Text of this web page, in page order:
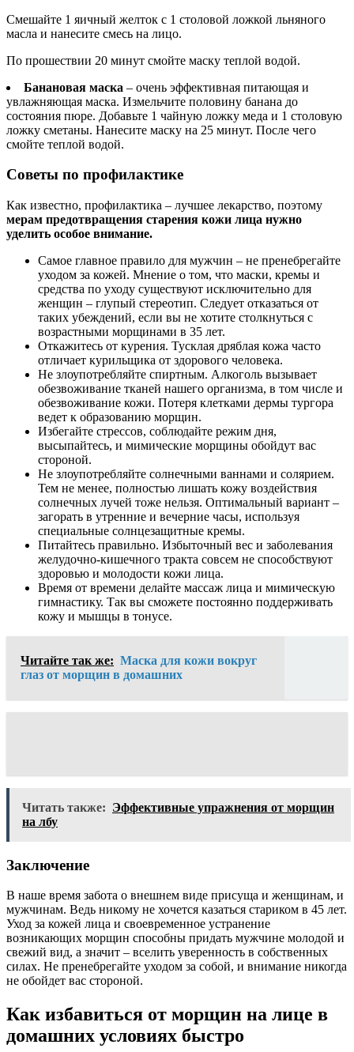
Смешайте 1 яичный желток с 1 столовой ложкой льняного
масла и нанесите смесь на лицо.
По прошествии 20 минут смойте маску теплой водой.
Банановая маска – очень эффективная питающая и
увлажняющая маска. Измельчите половину банана до
состояния пюре. Добавьте 1 чайную ложку меда и 1 столовую
ложку сметаны. Нанесите маску на 25 минут. После чего
смойте теплой водой.
Советы по профилактике
Как известно, профилактика – лучшее лекарство, поэтому
мерам предотвращения старения кожи лица нужно
уделить особое внимание.
Самое главное правило для мужчин – не пренебрегайте
уходом за кожей. Мнение о том, что маски, кремы и
средства по уходу существуют исключительно для
женщин – глупый стереотип. Следует отказаться от
таких убеждений, если вы не хотите столкнуться с
возрастными морщинами в 35 лет.
Откажитесь от курения. Тусклая дряблая кожа часто
отличает курильщика от здорового человека.
Не злоупотребляйте спиртным. Алкоголь вызывает
обезвоживание тканей нашего организма, в том числе и
обезвоживание кожи. Потеря клетками дермы тургора
ведет к образованию морщин.
Избегайте стрессов, соблюдайте режим дня,
высыпайтесь, и мимические морщины обойдут вас
стороной.
Не злоупотребляйте солнечными ваннами и солярием.
Тем не менее, полностью лишать кожу воздействия
солнечных лучей тоже нельзя. Оптимальный вариант –
загорать в утренние и вечерние часы, используя
специальные солнцезащитные кремы.
Питайтесь правильно. Избыточный вес и заболевания
желудочно-кишечного тракта совсем не способствуют
здоровью и молодости кожи лица.
Время от времени делайте массаж лица и мимическую
гимнастику. Так вы сможете постоянно поддерживать
кожу и мышцы в тонусе.
Читайте так же: Маска для кожи вокруг
глаз от морщин в домашних
Читать также: Эффективные упражнения от морщин
на лбу
Заключение
В наше время забота о внешнем виде присуща и женщинам, и
мужчинам. Ведь никому не хочется казаться стариком в 45 лет.
Уход за кожей лица и своевременное устранение
возникающих морщин способны придать мужчине молодой и
свежий вид, а значит – вселить уверенность в собственных
силах. Не пренебрегайте уходом за собой, и внимание никогда
не обойдет вас стороной.
Как избавиться от морщин на лице в
домашних условиях быстро